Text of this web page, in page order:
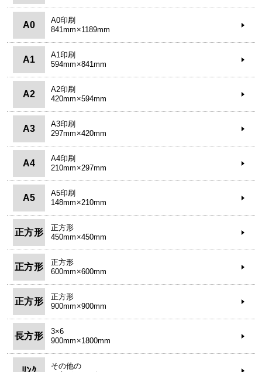
A0
A0印刷
841mm×1189mm
A1
A1印刷
594mm×841mm
A2
A2印刷
420mm×594mm
A3
A3印刷
297mm×420mm
A4
A4印刷
210mm×297mm
A5
A5印刷
148mm×210mm
正方形
正方形
450mm×450mm
正方形
正方形
600mm×600mm
正方形
正方形
900mm×900mm
長方形
3×6
900mm×1800mm
その他の